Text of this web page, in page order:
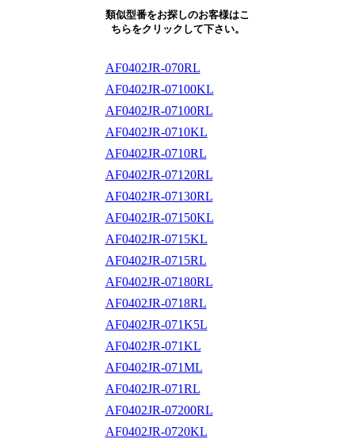
類似型番をお探しのお客様はこ
ちらをクリックして下さい。
AF0402JR-070RL
AF0402JR-07100KL
AF0402JR-07100RL
AF0402JR-0710KL
AF0402JR-0710RL
AF0402JR-07120RL
AF0402JR-07130RL
AF0402JR-07150KL
AF0402JR-0715KL
AF0402JR-0715RL
AF0402JR-07180RL
AF0402JR-0718RL
AF0402JR-071K5L
AF0402JR-071KL
AF0402JR-071ML
AF0402JR-071RL
AF0402JR-07200RL
AF0402JR-0720KL